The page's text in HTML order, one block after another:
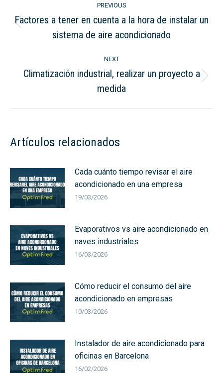
navigation
PREVIOUS
post:
Factores a tener en cuenta a la hora de instalar un
sistema de aire acondicionado
NEXT
Next
post:
Climatización industrial, realizar un proyecto a
medida
Artículos relacionados
Cada cuánto tiempo revisar el aire
acondicionado en una empresa
19/03/2026
Evaporativos vs aire acondicionado en
naves industriales
16/03/2026
Cómo reducir el consumo del aire
acondicionado en empresas
10/03/2026
Instalador de aire acondicionado para
oficinas en Barcelona
16/02/2026